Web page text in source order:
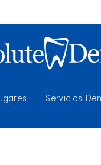
Servicios